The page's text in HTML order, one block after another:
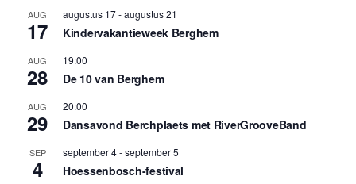
AUG
17
augustus 17-augustus 21
Kindervakantieweek Berghem
AUG
28
19:00
De 10 van Berghem
AUG
29
20:00
Dansavond Berchplaets met RiverGrooveBand
SEP
4
september 4-september 5
Hoessenbosch-festival